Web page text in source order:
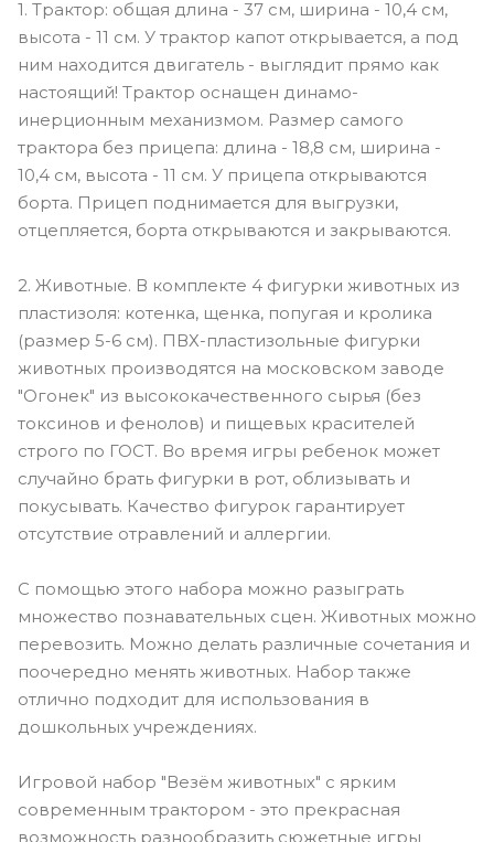
1. Трактор: общая длина - 37 см, ширина - 10,4 см,
высота - 11 см. У трактор капот открывается, а под
ним находится двигатель - выглядит прямо как
настоящий! Трактор оснащен динамо-
инерционным механизмом. Размер самого
трактора без прицепа: длина - 18,8 см, ширина -
10,4 см, высота - 11 см. У прицепа открываются
борта. Прицеп поднимается для выгрузки,
отцепляется, борта открываются и закрываются.
2. Животные. В комплекте 4 фигурки животных из
пластизоля: котенка, щенка, попугая и кролика
(размер 5-6 см). ПВХ-пластизольные фигурки
животных производятся на московском заводе
"Огонек" из высококачественного сырья (без
токсинов и фенолов) и пищевых красителей
строго по ГОСТ. Во время игры ребенок может
случайно брать фигурки в рот, облизывать и
покусывать. Качество фигурок гарантирует
отсутствие отравлений и аллергии.
С помощью этого набора можно разыграть
множество познавательных сцен. Животных можно
перевозить. Можно делать различные сочетания и
поочередно менять животных. Набор также
отлично подходит для использования в
дошкольных учреждениях.
Игровой набор "Везём животных" с ярким
современным трактором - это прекрасная
возможность разнообразить сюжетные игры